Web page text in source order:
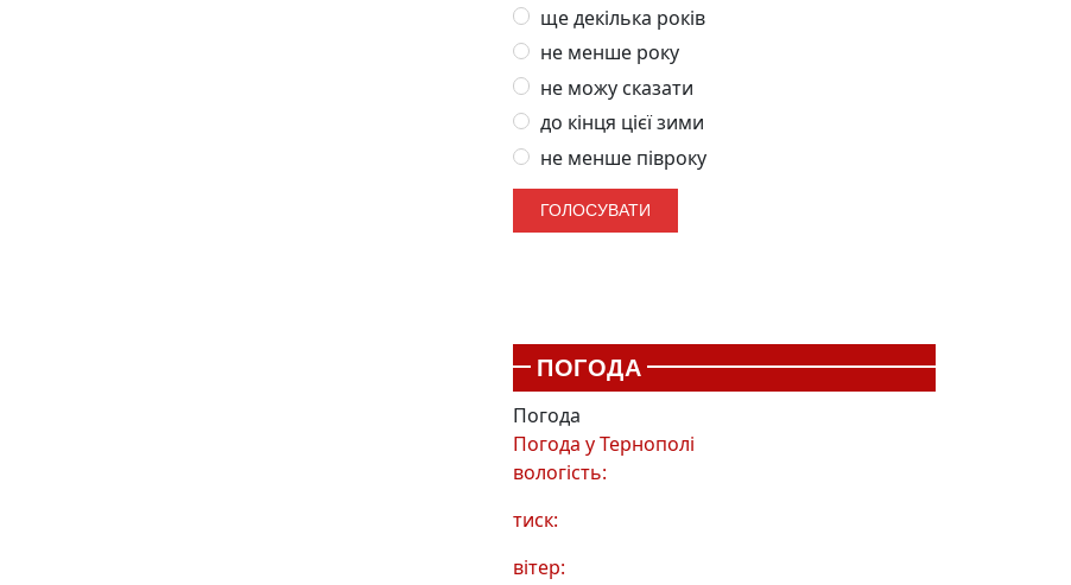
ще декілька років
не менше року
не можу сказати
до кінця цієї зими
не менше півроку
ПОГОДА
Погода
Погода уТернополі
вологість:
тиск:
вітер: